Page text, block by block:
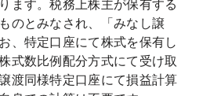
ます。税務上株主が保有する
のとみなされ、「みなし譲
、特定口座にて株式を保有し
式数比例配分方式にて受け取
渡同様特定口座にて損益計算